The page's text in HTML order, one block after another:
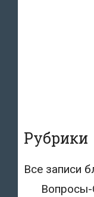
Рубрики
Все записи